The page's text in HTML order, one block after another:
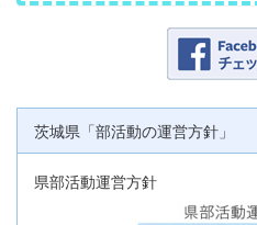
茨城県「部活動の運営方針」
県部活動運営方針